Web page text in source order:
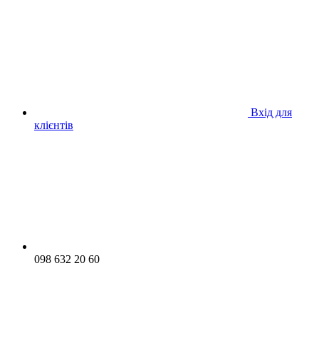
Вхід для
клієнтів
098 632 20 60